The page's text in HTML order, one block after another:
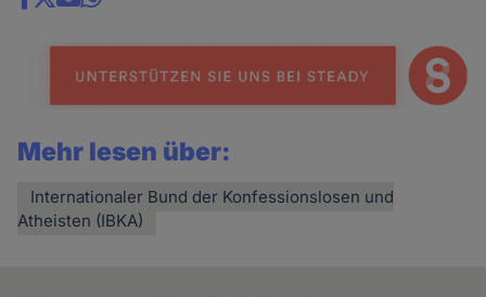
Share
news
Mehr lesen über:
Internationaler Bund der Konfessionslosen und
Atheisten (IBKA)